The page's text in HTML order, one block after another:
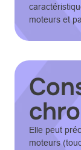
moteurs et
Elle peut
moteurs